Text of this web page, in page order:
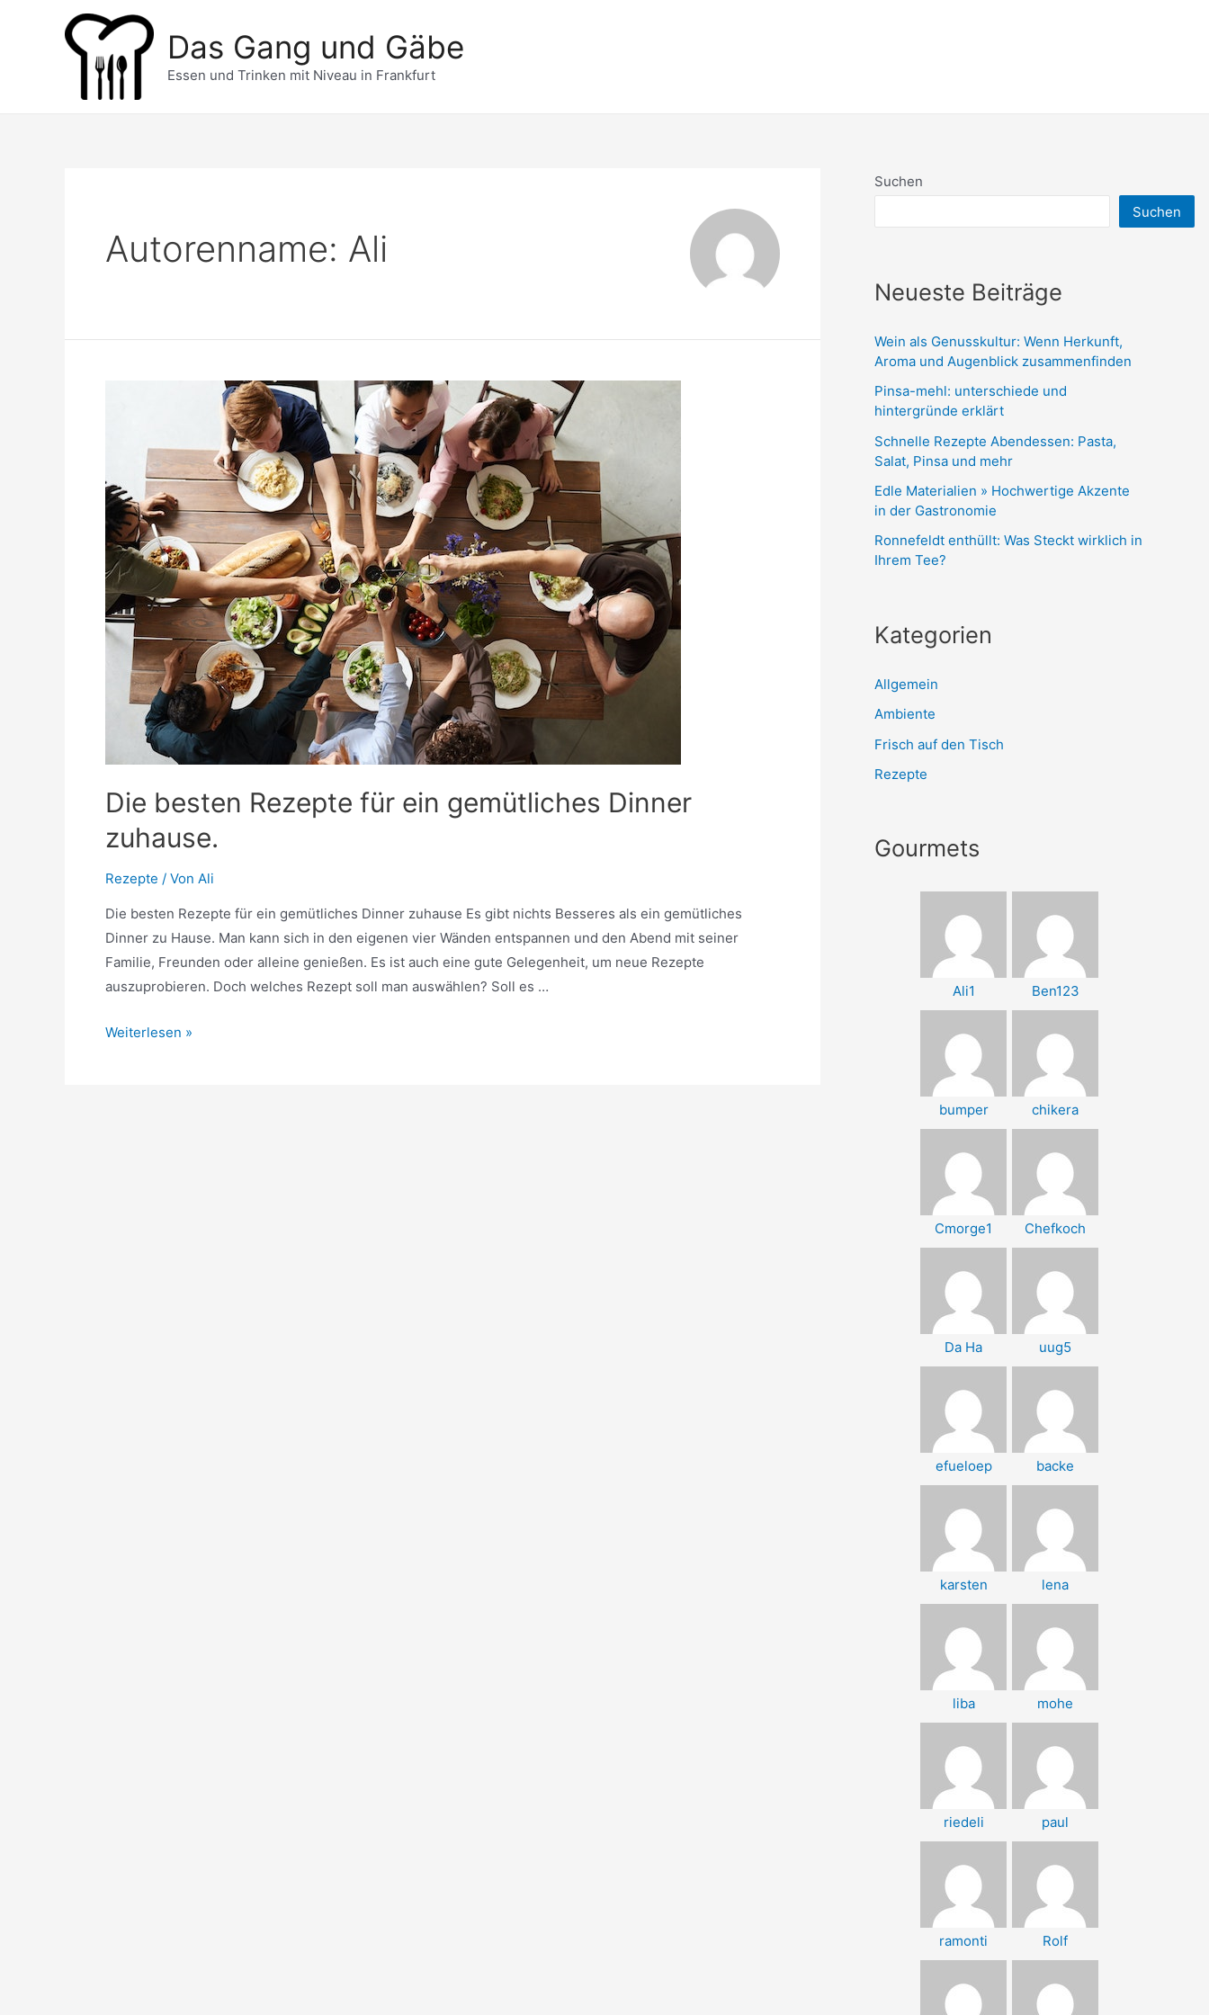
Das Gang und Gäbe
Essen und Trinken mit Niveau in Frankfurt
Autorenname: Ali
Die besten Rezepte für ein gemütliches Dinner
zuhause.
Rezepte / Von Ali
Die besten Rezepte für ein gemütliches Dinner zuhause Es gibt nichts Besseres als ein gemütliches
Dinner zu Hause. Man kann sich in den eigenen vier Wänden entspannen und den Abend mit seiner
Familie, Freunden oder alleine genießen. Es ist auch eine gute Gelegenheit, um neue Rezepte
auszuprobieren. Doch welches Rezept soll man auswählen? Soll es …
Die
Weiterlesen »
Suchen
Suchen
Neueste Beiträge
Wein als Genusskultur: Wenn Herkunft,
Aroma und Augenblick zusammenfinden
Pinsa-mehl: unterschiede und
hintergründe erklärt
Schnelle Rezepte Abendessen: Pasta,
Salat, Pinsa und mehr
Edle Materialien » Hochwertige Akzente
in der Gastronomie
Ronnefeldt enthüllt: Was Steckt wirklich in
Ihrem Tee?
Kategorien
Allgemein
Ambiente
Frisch auf den Tisch
Rezepte
Gourmets
Ali1 Ben123
bumper chikera
Cmorge1 Chefkoch
Da Ha uug5
efueloep backe
karsten lena
liba mohe
riedeli paul
ramonti Rolf